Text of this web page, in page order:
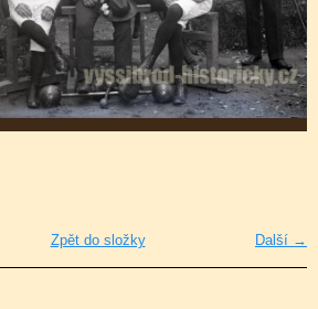
Další →
Zpět do složky